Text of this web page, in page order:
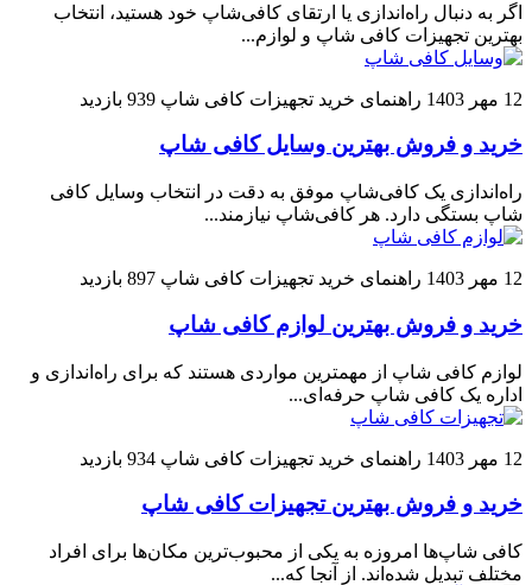
اگر به دنبال راه‌اندازی یا ارتقای کافی‌شاپ خود هستید، انتخاب
بهترین تجهیزات کافی شاپ و لوازم...
12 مهر 1403 راهنمای خرید تجهیزات کافی شاپ 939 بازدید
خرید و فروش بهترین وسایل کافی شاپ
راه‌اندازی یک کافی‌شاپ موفق به دقت در انتخاب وسایل کافی
شاپ بستگی دارد. هر کافی‌شاپ نیازمند...
12 مهر 1403 راهنمای خرید تجهیزات کافی شاپ 897 بازدید
خرید و فروش بهترین لوازم کافی شاپ
لوازم کافی شاپ از مهمترین مواردی هستند که برای راه‌اندازی و
اداره یک کافی شاپ حرفه‌ای...
12 مهر 1403 راهنمای خرید تجهیزات کافی شاپ 934 بازدید
خرید و فروش بهترین تجهیزات کافی شاپ
کافی شاپ‌ها امروزه به یکی از محبوب‌ترین مکان‌ها برای افراد
مختلف تبدیل شده‌اند. از آنجا که...